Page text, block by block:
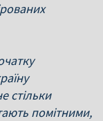
стільки
помітними,